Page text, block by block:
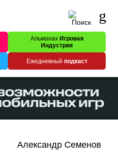
Альманах Игровая
Индустрия
Ежедневный подкаст
Александр Семенов